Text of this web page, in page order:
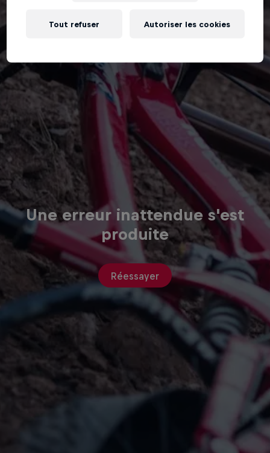
Une erreur inattendue s'est
produite
Réessayer
Tout refuser Autoriser les cookies